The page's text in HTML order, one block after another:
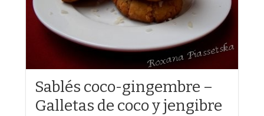
Sablés coco-gingembre –
Galletas de coco y jengibre